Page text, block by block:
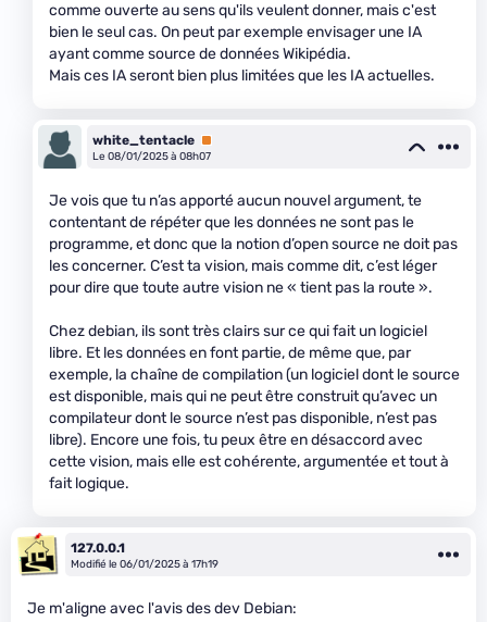
comme ouverte au sens qu'ils veulent donner, mais c'est
bien le seul cas. On peut par exemple envisager une IA
ayant comme source de données Wikipédia.
Mais ces IA seront bien plus limitées que les IA actuelles.
white_tentacle Premium
Le 08/01/2025 à 08h07
Je vois que tu n’as apporté aucun nouvel argument, te
contentant de répéter que les données ne sont pas le
programme, et donc que la notion d’open source ne doit pas
les concerner. C’est ta vision, mais comme dit, c’est léger
pour dire que toute autre vision ne « tient pas la route ».
Chez debian, ils sont très clairs sur ce qui fait un logiciel
libre. Et les données en font partie, de même que, par
exemple, la chaîne de compilation (un logiciel dont le source
est disponible, mais qui ne peut être construit qu’avec un
compilateur dont le source n’est pas disponible, n’est pas
libre). Encore une fois, tu peux être en désaccord avec
cette vision, mais elle est cohérente, argumentée et tout à
fait logique.
127.0.0.1
Modifié le 06/01/2025 à 17h19
Je m'aligne avec l'avis des dev Debian: